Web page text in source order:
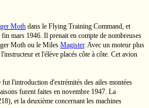
Moth dans le Flying Training Command, et
mars 1946. Il prenait en compte de nombreuses
Moth ou le Miles Magister. Avec un moteur plus
et l'élève placés côte à côte. Cet avion
l'introduction d'extrémités des ailes montées
furent faites en novembre 1947. La
et la deuxième concernant les machines